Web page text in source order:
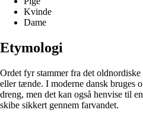
Kvinde
Dame
Etymologi
Ordet fyr stammer fra det
eller tænde. I moderne dansk bruges
dreng, men det kan også henvise til
skibe sikkert gennem farvandet.